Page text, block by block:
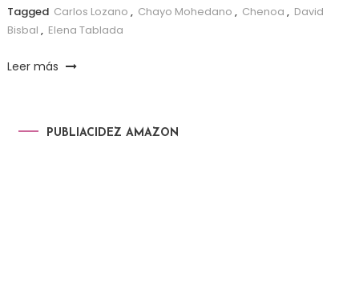
Tagged Carlos Lozano , Chayo Mohedano , Chenoa , David
Bisbal , Elena Tablada
Leer más
PUBLIACIDEZ AMAZON